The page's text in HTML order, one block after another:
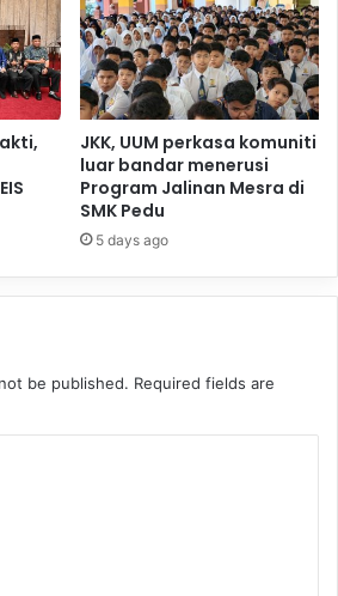
JKK, UUM perkasa komuniti
luar bandar menerusi
Program Jalinan Mesra di
SMK Pedu
5 days ago
be published. Required fields are